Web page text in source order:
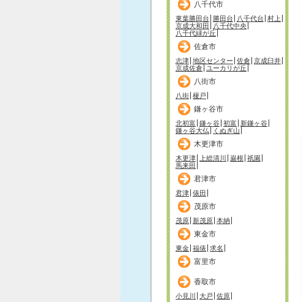
八千代市
東葉勝田台 勝田台 八千代台 村上
京成大和田
八千代中央
八千代緑が丘
佐倉市
志津 地区センター 佐倉 京成臼井
京成佐倉
ユーカリが丘
八街市
八街 榎戸
鎌ヶ谷市
北初富 鎌ヶ谷 初富
新鎌ヶ谷
鎌ヶ谷大仏
くぬぎ山
木更津市
木更津 上総清川 巌根 祇園
馬来田
君津市
君津 俵田
茂原市
茂原 新茂原 本納
東金市
東金 福俵 求名
富里市
香取市
小見川 大戸 佐原